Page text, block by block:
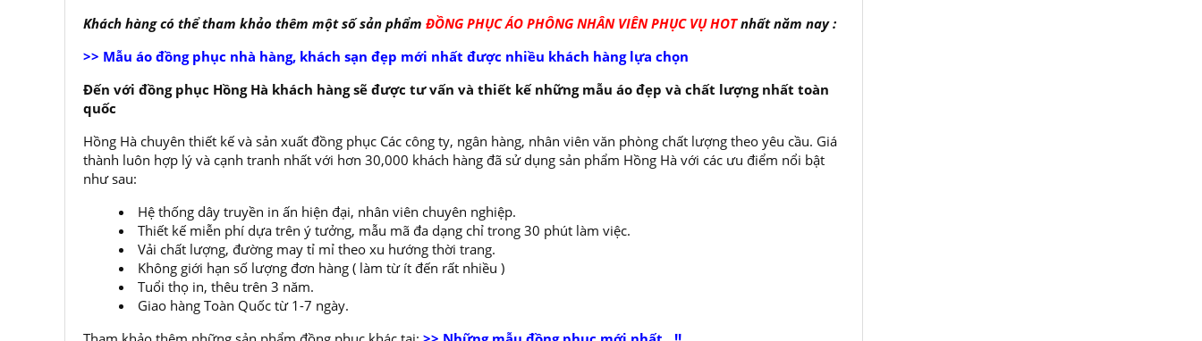
Khách hàng có thể tham khảo thêm một số sản phẩm ĐỒNG PHỤC ÁO PHÔNG NHÂN VIÊN PHỤC VỤ HOTnhất năm nay :
>> Mẫu áo đồng phục nhà hàng, khách sạn đẹp mới nhất được nhiều khách hàng lựa chọn
Đến với đồng phục Hồng Hà khách hàng sẽ được tư vấn và thiết kế những mẫu áo đẹp và chất lượng nhất toàn
quốc
Hồng Hà chuyên thiết kế và sản xuất đồng phục Các công ty, ngân hàng, nhân viên văn phòng chất lượng theo yêu cầu. Giá
thành luôn hợp lý và cạnh tranh nhất với hơn 30,000 khách hàng đã sử dụng sản phẩm Hồng Hà với các ưu điểm nổi bật
như sau:
Hệ thống dây truyền in ấn hiện đại, nhân viên chuyên nghiệp.
Thiết kế miễn phí dựa trên ý tưởng, mẫu mã đa dạng chỉ trong 30 phút làm việc.
Vải chất lượng, đường may tỉ mỉ theo xu hướng thời trang.
Không giới hạn số lượng đơn hàng ( làm từ ít đến rất nhiều )
Tuổi thọ in, thêu trên 3 năm.
Giao hàng Toàn Quốc từ 1-7 ngày.